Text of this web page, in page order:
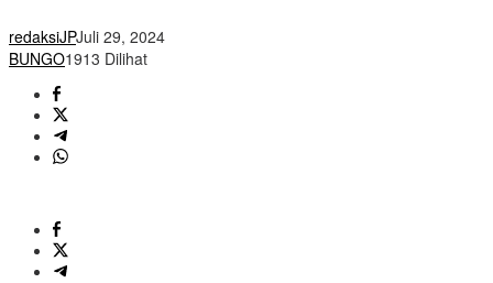
redaksiJPJuli 29, 2024
BUNGO1913 Dilihat